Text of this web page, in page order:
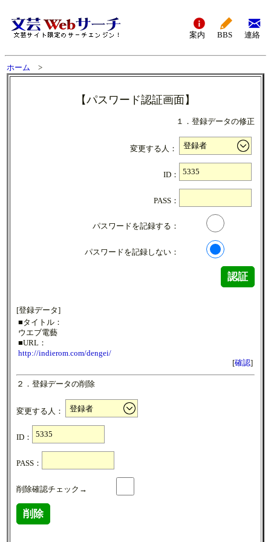
案内 BBS 連絡
ホーム >
【パスワード認証画面】
１．登録データの修正
変更する人：
ID：
PASS：
パスワードを記録する：
パスワードを記録しない：
認証
[登録データ]
■タイトル：
ウエブ電藝
■URL：
http://indierom.com/dengei/
[確認]
２．登録データの削除
変更する人：
ID：
PASS：
削除確認チェック→
削除